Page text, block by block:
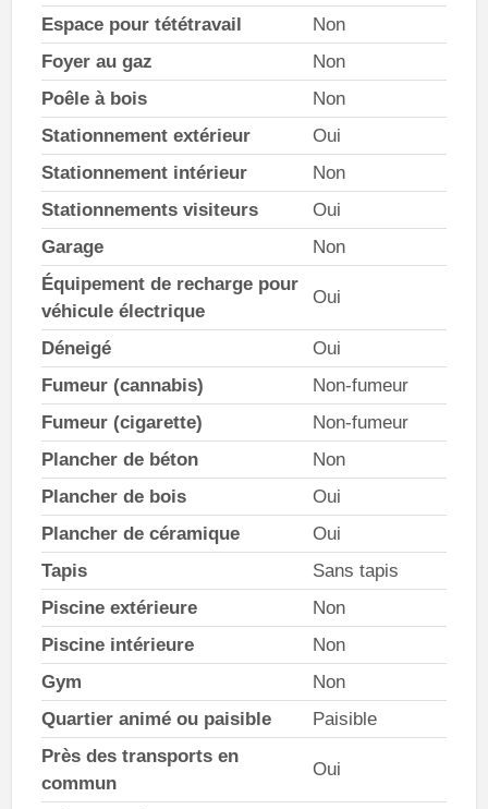
Espace pour tététravail
Non
Foyer au gaz
Non
Poêle à bois
Non
Stationnement extérieur
Oui
Stationnement intérieur
Non
Stationnements visiteurs
Oui
Garage
Non
Équipement de recharge pour
véhicule électrique
Oui
Déneigé
Oui
Fumeur (cannabis)
Non-fumeur
Fumeur (cigarette)
Non-fumeur
Plancher de béton
Non
Plancher de bois
Oui
Plancher de céramique
Oui
Tapis
Sans tapis
Piscine extérieure
Non
Piscine intérieure
Non
Gym
Non
Quartier animé ou paisible
Paisible
Près des transports en
commun
Oui